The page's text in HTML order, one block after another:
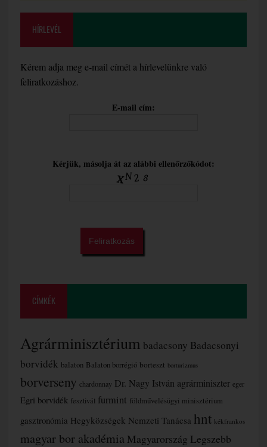
HÍRLEVÉL
Kérem adja meg e-mail címét a hírlevelünkre való
feliratkozáshoz.
E-mail cím:
Kérjük, másolja át az alábbi ellenőrzőkódot:
CÍMKÉK
Agrárminisztérium badacsony Badacsonyi
borvidék balaton Balaton borrégió borteszt borturizmus
borverseny chardonnay Dr. Nagy István agrárminiszter eger
Egri borvidék fesztivál furmint földművelésügyi minisztérium
gasztronómia Hegyközségek Nemzeti Tanácsa hnt kékfrankos
magyar bor akadémia Magyarország Legszebb